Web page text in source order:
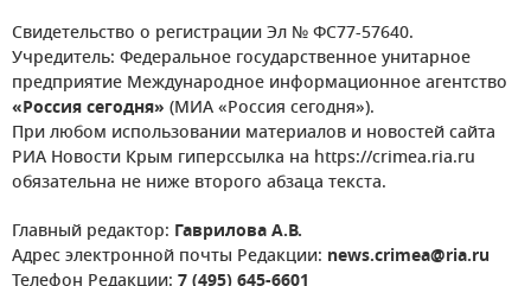
Свидетельство о регистрации Эл № ФС77-57640.
Учредитель: Федеральное государственное унитарное
предприятие Международное информационное агентство
«Россия сегодня» (МИА «Россия сегодня»).
При любом использовании материалов и новостей сайта
РИА Новости Крым гиперссылка на https://crimea.ria.ru
обязательна не ниже второго абзаца текста.
Главный редактор: Гаврилова А.В.
Адрес электронной почты Редакции: news.crimea@ria.ru